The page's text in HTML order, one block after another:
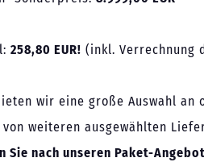
258,80 EUR! (inkl. Verrechnung
wir eine große Auswahl an
weiteren ausgewählten
Sie nach unseren Paket-